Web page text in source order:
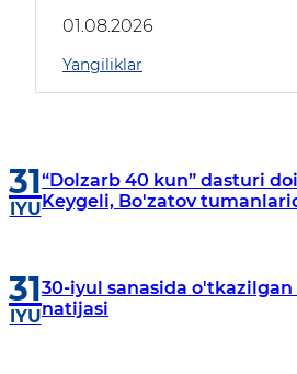
borildi
01.08.2026
Yangiliklar
31
IYU
“Dolzarb 40 kun” dasturi
Keygeli, Bo'zatov
31
IYU
30-iyul sanasida
natijasi